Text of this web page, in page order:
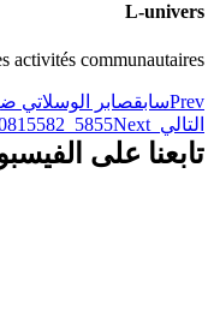
L-univers
activités communautaires
Prevسابقصابر الوسلاتي
التالي Next
تابعنا على